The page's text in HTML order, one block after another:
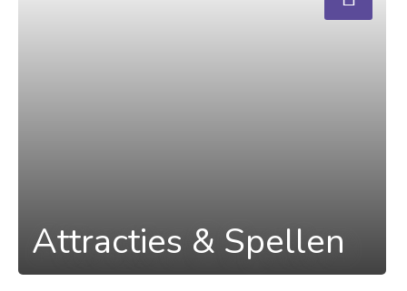
Attracties & Spellen